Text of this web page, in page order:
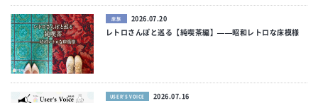
床旅 2026.07.20
レトロさんぽと巡る【純喫茶編】——昭和レトロな床模様
USER’S VOICE 2026.07.16